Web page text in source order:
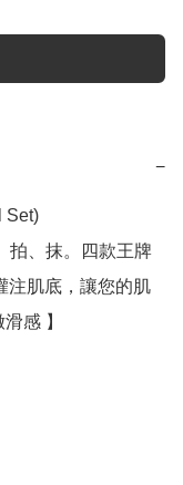
−
Set)
拍、抹。四款王牌
肌底，讓您的肌
感 】